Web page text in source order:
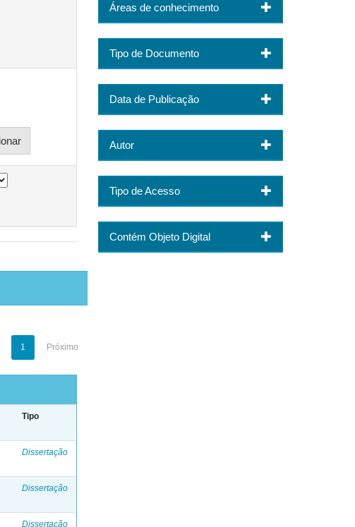
1 Próximo
Tipo
Dissertação
Dissertação
Dissertação
Áreas de conhecimento
Tipo de Documento
Data de Publicação
Autor
Tipo de Acesso
Contém Objeto Digital